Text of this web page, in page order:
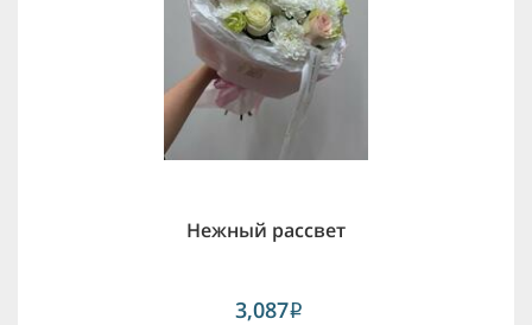
Нежный рассвет
3,087i